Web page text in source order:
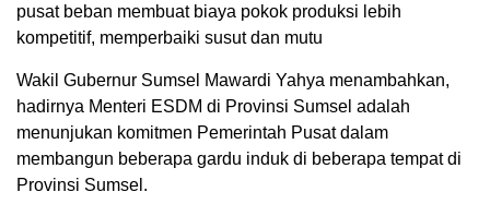
pusat beban membuat biaya pokok produksi lebih
kompetitif, memperbaiki susut dan mutu
Wakil Gubernur Sumsel Mawardi Yahya menambahkan,
hadirnya Menteri ESDM di Provinsi Sumsel adalah
menunjukan komitmen Pemerintah Pusat dalam
membangun beberapa gardu induk di beberapa tempat di
Provinsi Sumsel.